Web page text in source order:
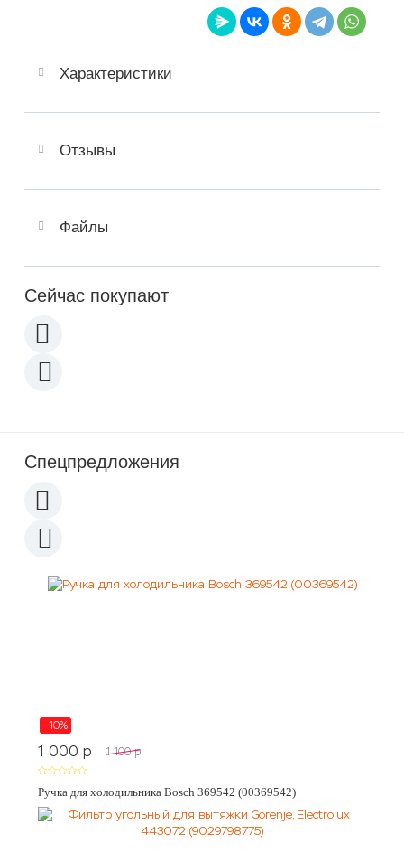
Характеристики
Отзывы
Файлы
Сейчас покупают
Спецпредложения
-10%
1 000 p 1 100 p
Ручка для холодильника Bosch 369542 (00369542)